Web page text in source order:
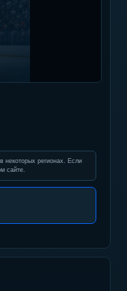
некоторых регионах. Если
сайте.